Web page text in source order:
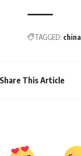
TAGGED: china
Share This Article